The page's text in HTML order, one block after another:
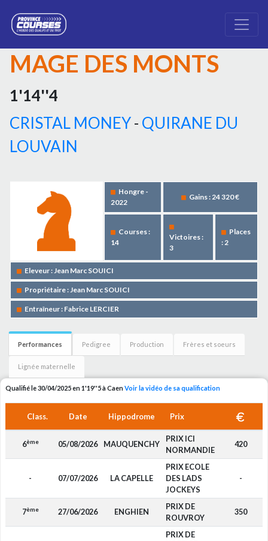
MAGE DES MONTS
1'14''4
CRISTAL MONEY- QUIRANE DU
LOUVAIN
Hongre -
2022
Gains : 24 320 €
Courses :
14
Victoires :
3
Places
: 2
Eleveur : Jean Marc SOUICI
Propriétaire : Jean Marc SOUICI
Entraîneur : Fabrice LERCIER
Performances Pedigree Production Frères et soeurs
Lignée maternelle
Qualifié le 30/04/2025 en 1'19''5 à CaenVoir la vidéo de sa qualification
Class. Date Hippodrome Prix
6ème 05/08/2026 MAUQUENCHY
PRIX ICI
NORMANDIE
420
- 07/07/2026 LA CAPELLE
PRIX ECOLE
DES LADS
JOCKEYS
-
7ème 27/06/2026 ENGHIEN
PRIX DE
ROUVROY
350
PRIX DE